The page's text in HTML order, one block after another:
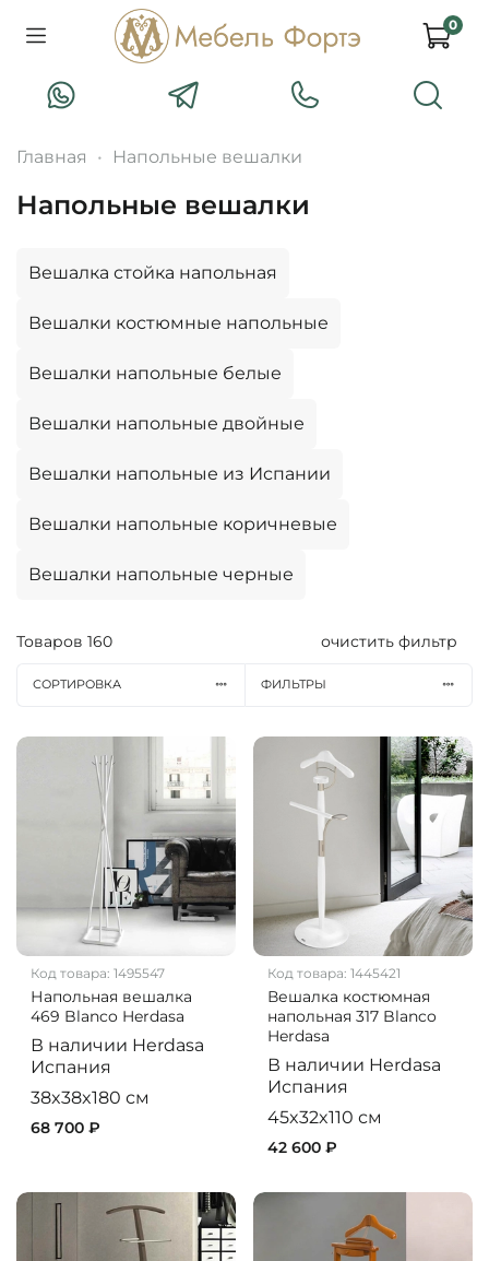
0
Главная Напольные вешалки
Напольные вешалки
Вешалка стойка напольная
Вешалки костюмные напольные
Вешалки напольные белые
Вешалки напольные двойные
Вешалки напольные из Испании
Вешалки напольные коричневые
Вешалки напольные черные
Товаров 160 очистить фильтр
СОРТИРОВКА ФИЛЬТРЫ
Код товара: 1495547
Напольная вешалка
469 Blanco Herdasa
В наличии Herdasa
Испания
38x38x180 см
68 700 ₽
Код товара: 1445421
Вешалка костюмная
напольная 317 Blanco
Herdasa
В наличии Herdasa
Испания
45x32x110 см
42 600 ₽